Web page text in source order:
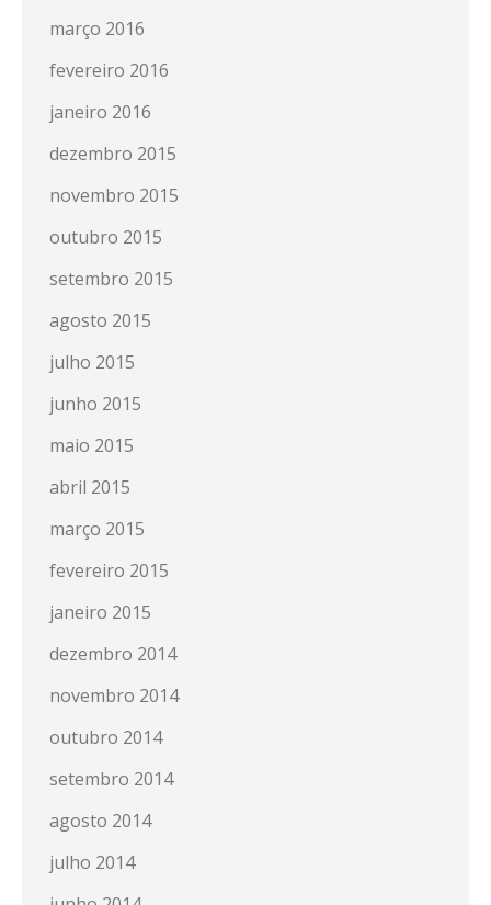
março 2016
fevereiro 2016
janeiro 2016
dezembro 2015
novembro 2015
outubro 2015
setembro 2015
agosto 2015
julho 2015
junho 2015
maio 2015
abril 2015
março 2015
fevereiro 2015
janeiro 2015
dezembro 2014
novembro 2014
outubro 2014
setembro 2014
agosto 2014
julho 2014